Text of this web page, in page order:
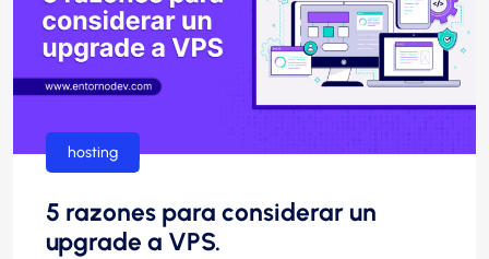
hosting
5 razones para considerar un
upgrade a VPS.